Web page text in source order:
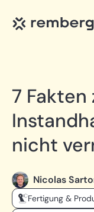
7 Fakten
nicht
Nicolas
Fertigung &